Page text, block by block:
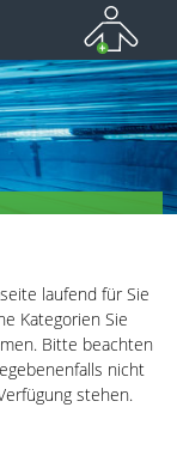
laufend für Sie
Kategorien Sie
Bitte beachten
nicht
stehen.
und